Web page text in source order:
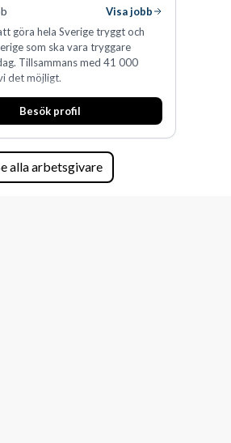
Visa jobb
göra hela Sverige tryggt och
som ska vara tryggare
Tillsammans med 41 000
det möjligt.
Besök profil
alla arbetsgivare